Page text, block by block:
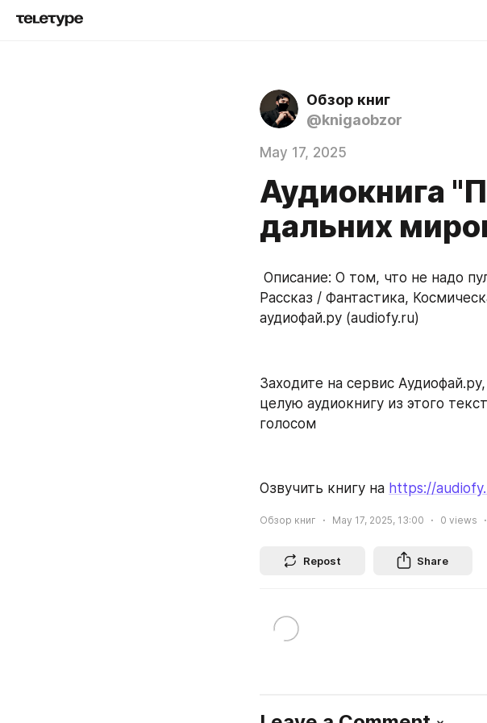
Обзор книг
@knigaobzor
May 17, 2025
Аудиокнига
дальних
Рассказ / Фантастика,
аудиофай.ру (audiofy.ru)
Заходите на сервис
целую аудиокнигу из этого
голосом
Озвучить книгу на https://
Обзор книг May 17, 2025, 13:00 0 views
Repost Share